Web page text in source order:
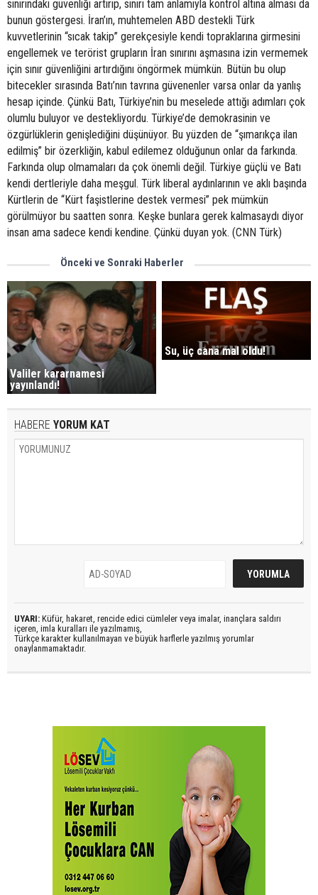
sınırındaki güvenliği artırıp, sınırı tam anlamıyla kontrol altına alması da
bunun göstergesi. İran’ın, muhtemelen ABD destekli Türk
kuvvetlerinin “sıcak takip” gerekçesiyle kendi topraklarına girmesini
engellemek ve terörist grupların İran sınırını aşmasına izin vermemek
için sınır güvenliğini artırdığını öngörmek mümkün. Bütün bu olup
bitecekler sırasında Batı’nın tavrına güvenenler varsa onlar da yanlış
hesap içinde. Çünkü Batı, Türkiye’nin bu meselede attığı adımları çok
olumlu buluyor ve destekliyordu. Türkiye’de demokrasinin ve
özgürlüklerin genişlediğini düşünüyor. Bu yüzden de “şımarıkça ilan
edilmiş” bir özerkliğin, kabul edilemez olduğunun onlar da farkında.
Farkında olup olmamaları da çok önemli değil. Türkiye güçlü ve Batı
kendi dertleriyle daha meşgul. Türk liberal aydınlarının ve aklı başında
Kürtlerin de “Kürt faşistlerine destek vermesi” pek mümkün
görülmüyor bu saatten sonra. Keşke bunlara gerek kalmasaydı diyor
insan ama sadece kendi kendine. Çünkü duyan yok. (CNN Türk)
Önceki ve Sonraki Haberler
Valiler kararnamesi
yayınlandı!
Su, üç cana mal oldu!
HABERE YORUM KAT
UYARI: Küfür, hakaret, rencide edici cümleler veya imalar, inançlara saldırı
içeren, imla kuralları ile yazılmamış,
Türkçe karakter kullanılmayan ve büyük harflerle yazılmış yorumlar
onaylanmamaktadır.